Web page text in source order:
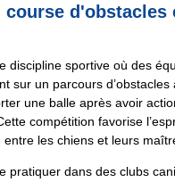
course d'obstacles
discipline sportive où des
sur un parcours d’obstacles
une balle après avoir
compétition favorise
les chiens et leurs
pratiquer dans des clubs